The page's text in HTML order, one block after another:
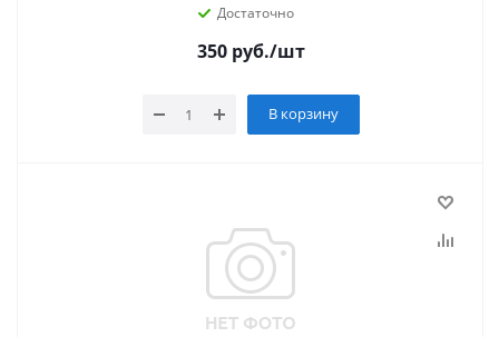
Достаточно
350руб./шт
В корзину